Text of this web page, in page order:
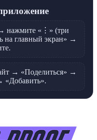
нажмите «⋮» (три
на главный экран» →
→ «Поделиться» →
«Добавить».